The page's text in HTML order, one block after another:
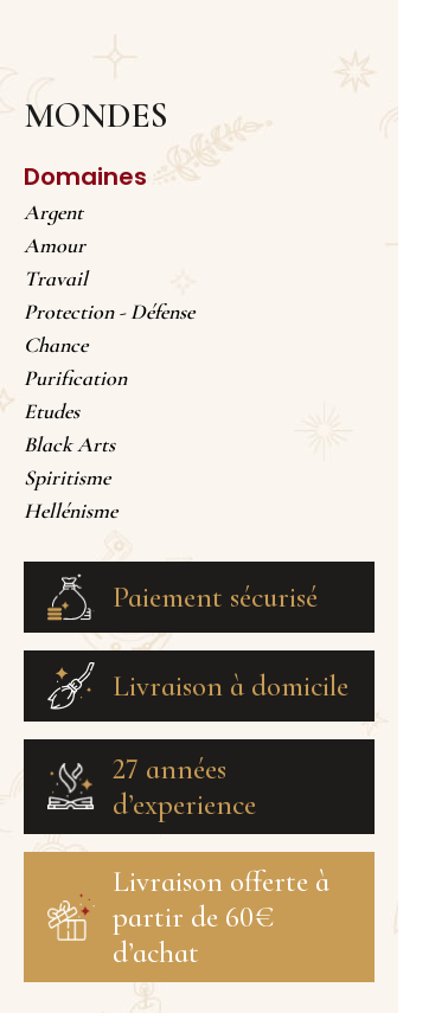
MONDES
Domaines
Argent
Amour
Travail
Protection - Défense
Chance
Purification
Etudes
Black Arts
Spiritisme
Hellénisme
Paiement sécurisé
Livraison à domicile
27 années
d’experience
Livraison offerte à
partir de 60€
d’achat